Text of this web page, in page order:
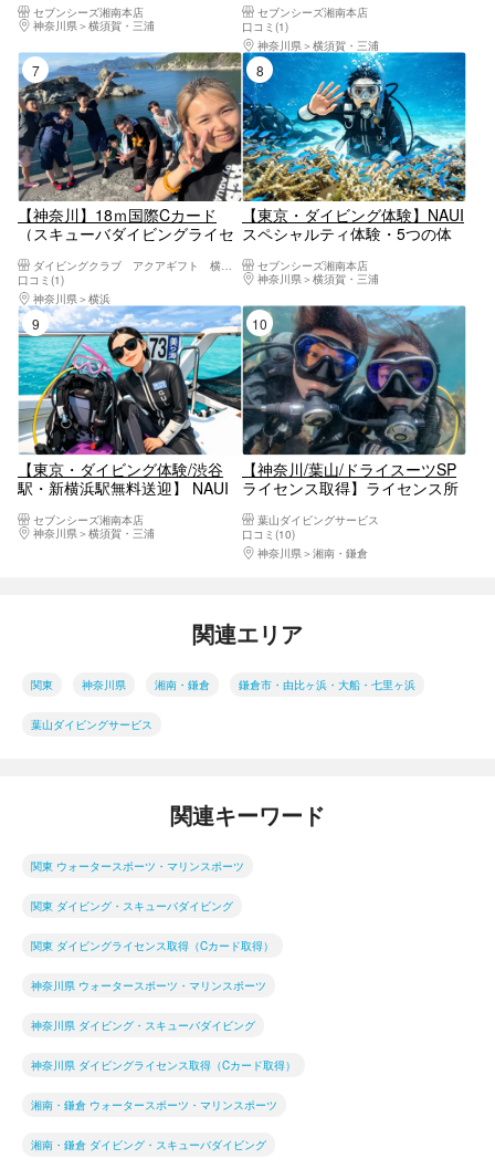
ォーター取得】2.5日で国際ライ
センス取得）
セブンシーズ湘南本店
神奈川県
横須賀・三浦
しみ尽くしてひとつ上のダイバ
ーになろう！ボートダイビング
で遊べるライセンス取得プラン
（最大潜水深度30m）
セブンシーズ湘南本店
口コミ(1)
神奈川県
横須賀・三浦
7位
【神奈川】18ｍ国際Cカード
（スキューバダイビングライセ
ダイバーに！
ダイビングクラブ アクアギフト 横浜店
口コミ(1)
神奈川県
横浜
8位
【東京・ダイビング体験】NAUI
スペシャルティ体験・5つの体
＋ファンダイビングプラン
セブンシーズ湘南本店
神奈川県
横須賀・三浦
9位
【東京・ダイビング体験/渋谷
駅・新横浜駅無料送迎】 NAUI
舞われた時の適切な対応能力を
学ぼう＋ファンダイビングプラ
セブンシーズ湘南本店
神奈川県
横須賀・三浦
10位
【神奈川/葉山/ドライスーツSP
ライセンス取得】ライセンス所
シャルティ講習付ダイブ（2.5ダ
イブ/フルレンタル付）ゴールド
カード発行店
葉山ダイビングサービス
口コミ(10)
神奈川県
湘南・鎌倉
関連エリア
関東 神奈川県 湘南・鎌倉 鎌倉市・由比ヶ浜・大船・七里ヶ浜
葉山ダイビングサービス
関連キーワード
関東 ウォータースポーツ・マリンスポーツ
関東 ダイビング・スキューバダイビング
関東 ダイビングライセンス取得（Cカード取得）
神奈川県 ウォータースポーツ・マリンスポーツ
神奈川県 ダイビング・スキューバダイビング
神奈川県 ダイビングライセンス取得（Cカード取得）
湘南・鎌倉 ウォータースポーツ・マリンスポーツ
湘南・鎌倉 ダイビング・スキューバダイビング